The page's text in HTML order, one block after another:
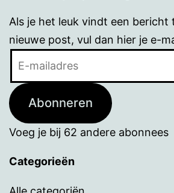
Als je het leuk vindt een bericht
nieuwe post, vul dan hier je e-
Abonneren
Voeg je bij 62 andere abonnees
Categorieën